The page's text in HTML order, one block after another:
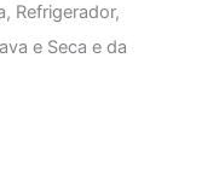
Refrigerador,
e Seca e da